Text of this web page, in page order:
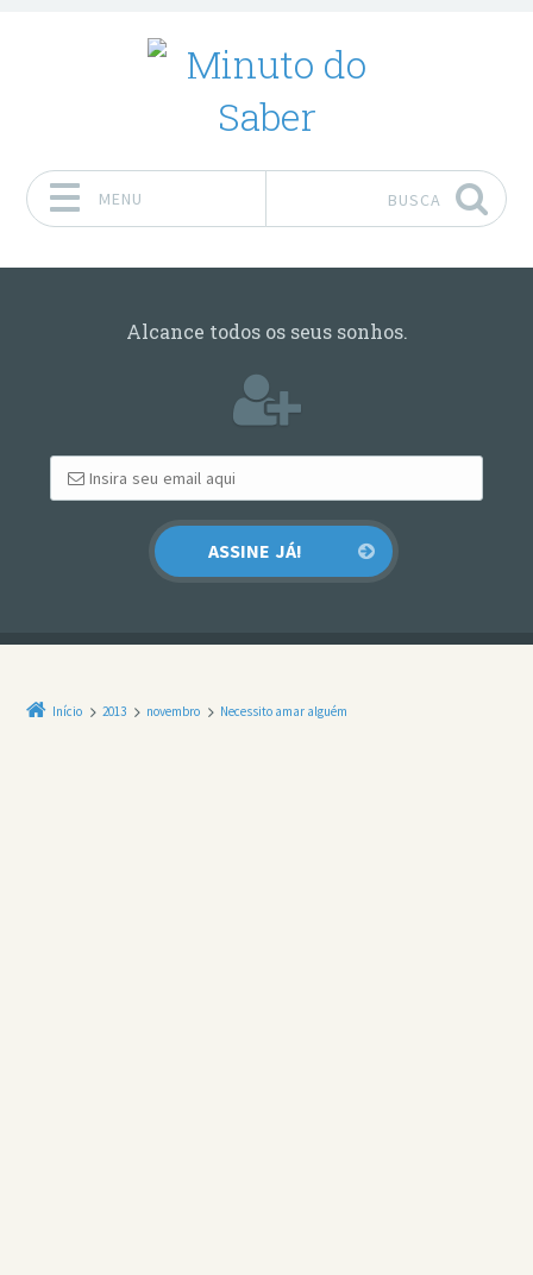
MENU BUSCA
Alcance todos os seus sonhos.
Início 2013 novembro Necessito amar alguém